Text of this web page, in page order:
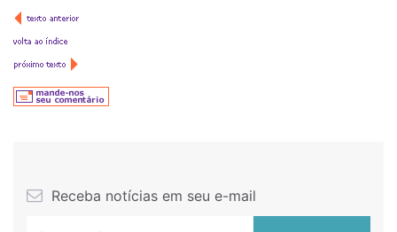
Receba notícias em seu e-mail